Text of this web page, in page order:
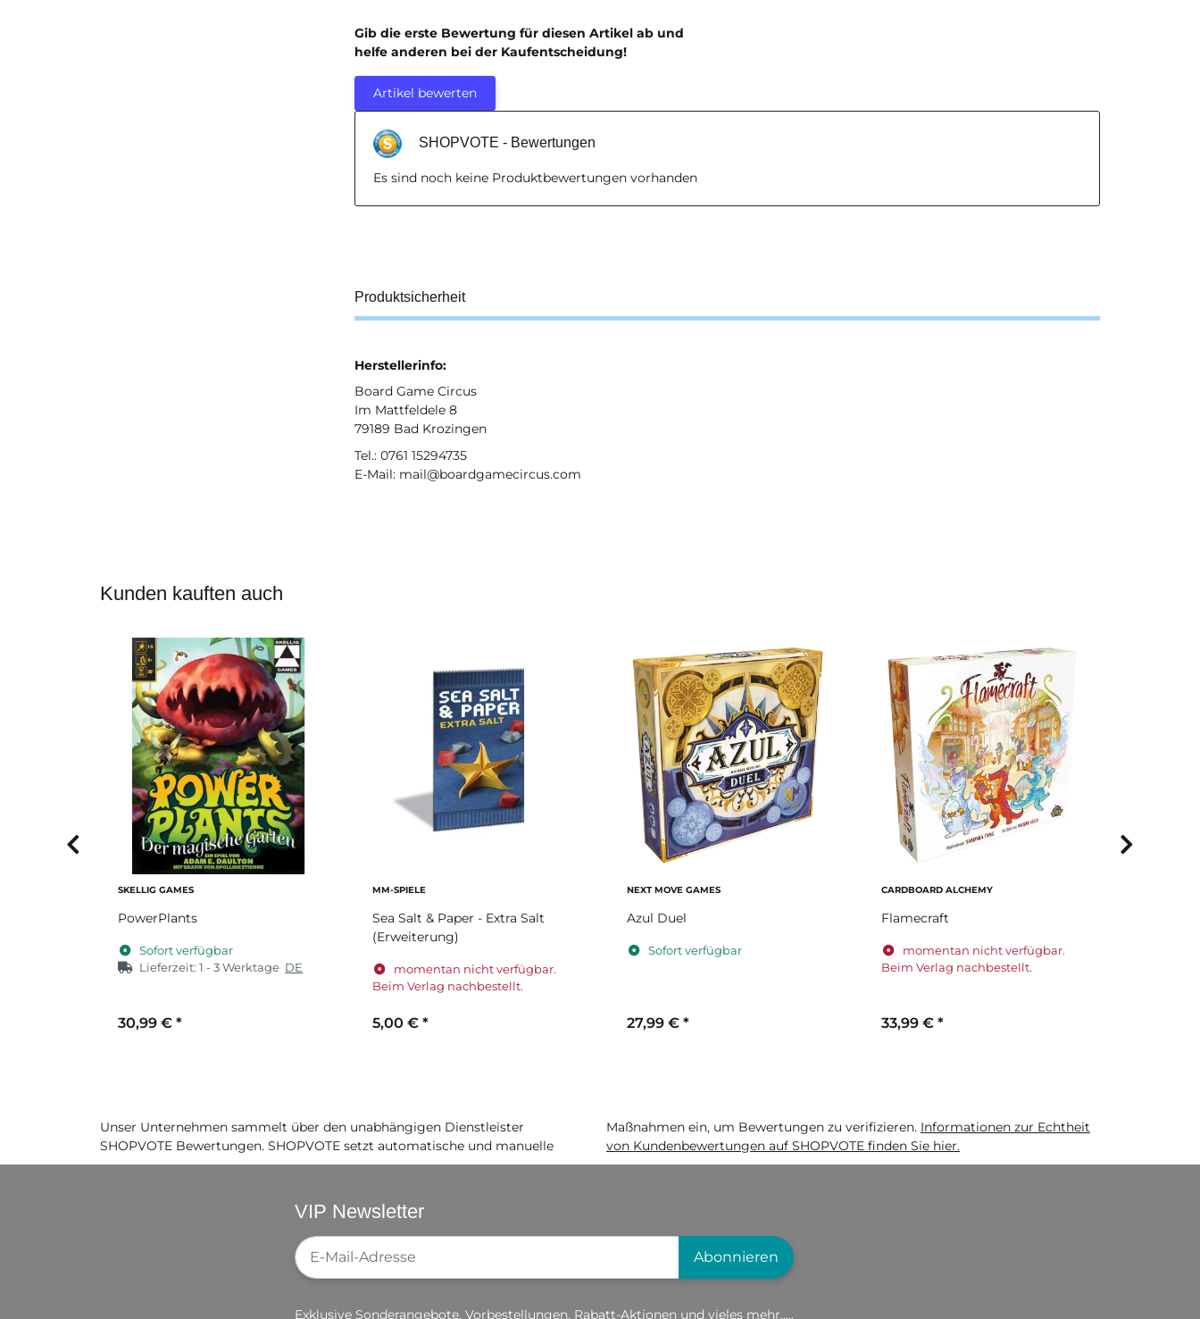
Gib die erste Bewertung für diesen Artikel ab und
helfe anderen bei der Kaufentscheidung!
Artikel bewerten
SHOPVOTE - Bewertungen
Es sind noch keine Produktbewertungen vorhanden
Produktsicherheit
Herstellerinfo:
Board Game Circus
Im Mattfeldele 8
79189 Bad Krozingen
Tel.: 0761 15294735
E-Mail: mail@boardgamecircus.com
Kunden kauften auch
SKELLIG GAMES
PowerPlants
Sofort verfügbar
Lieferzeit:1 - 3 Werktage DE
30,99 € *
MM-SPIELE
Sea Salt & Paper - Extra Salt
(Erweiterung)
momentan nicht verfügbar.
Beim Verlag nachbestellt.
5,00 € *
NEXT MOVE GAMES
Azul Duel
Sofort verfügbar
27,99 € *
CARDBOARD ALCHEMY
Flamecraft
momentan nicht verfügbar.
Beim Verlag nachbestellt.
33,99 € *
Unser Unternehmen sammelt über den unabhängigen Dienstleister
SHOPVOTE Bewertungen. SHOPVOTE setzt automatische und manuelle
Maßnahmen ein, um Bewertungen zu verifizieren. Informationen zur Echtheit
von Kundenbewertungen auf SHOPVOTE finden Sie hier.
VIP Newsletter
Newsletter-Registrierung
Abonnieren
Exklusive Sonderangebote, Vorbestellungen, Rabatt-Aktionen und vieles mehr.....